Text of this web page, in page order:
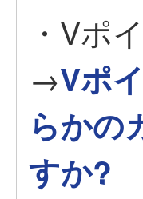
・Vポ
→Vポ
らかの
すか?